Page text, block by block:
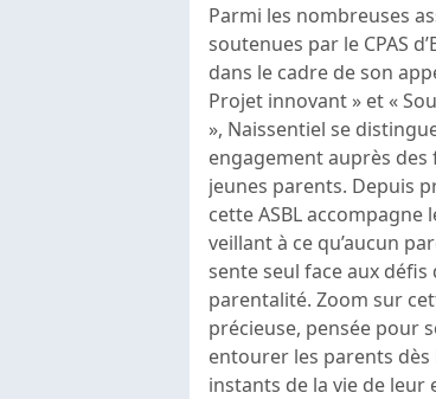
Parmi les nombreuses
soutenues par le CPAS
dans le cadre de son
Projet innovant » et «
», Naissentiel se
engagement auprès
jeunes parents. Depuis
cette ASBL accompagne
veillant à ce qu’aucun
sente seul face aux défis
parentalité. Zoom sur
précieuse, pensée pour
entourer les parents dès
instants de la vie de leur